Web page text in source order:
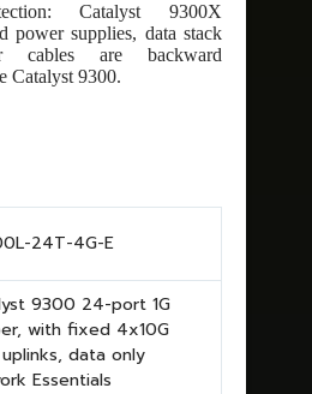
Catalyst 9300X
power supplies, data stack
cables are backward
Catalyst 9300.
24T-4G-E
9300 24-port 1G
with fixed 4x10G
uplinks, data only
Essentials